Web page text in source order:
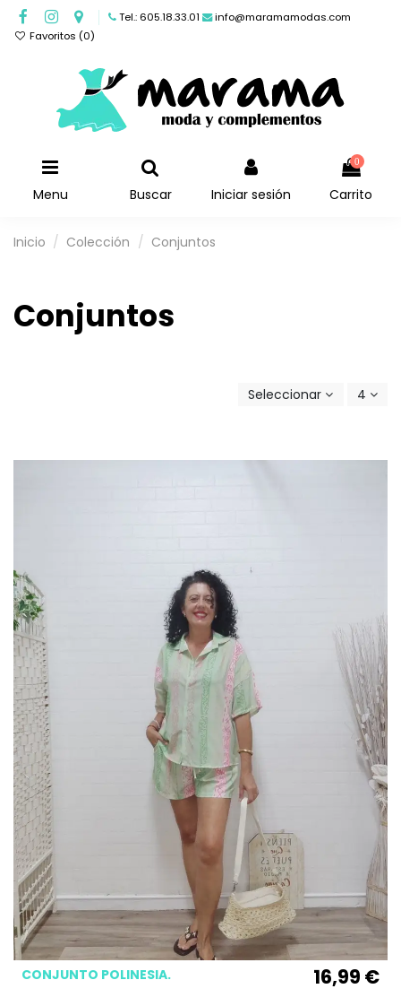
Tel.: 605.18.33.01
info@maramamodas.com
Favoritos (0)
Menu Buscar Iniciar sesión
0
Carrito
Inicio Colección Conjuntos
Conjuntos
Seleccionar 4
CONJUNTO POLINESIA. 16,99 €